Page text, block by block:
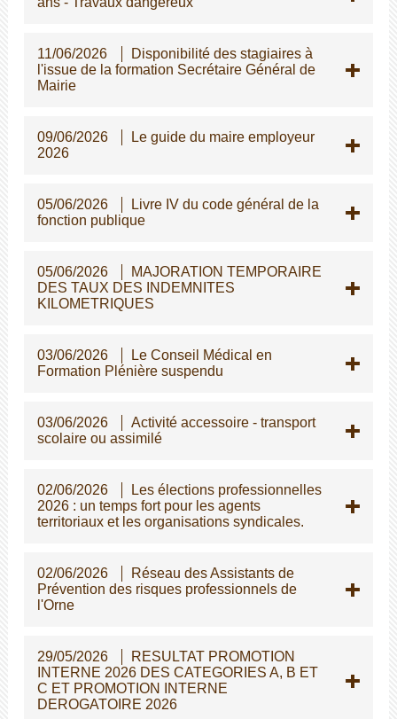
11/06/2026
Disponibilité des stagiaires à
l'issue de la formation Secrétaire Général de
Mairie
09/06/2026
Le guide du maire employeur
2026
05/06/2026
Livre IV du code général de la
fonction publique
05/06/2026
MAJORATION TEMPORAIRE
DES TAUX DES INDEMNITES
KILOMETRIQUES
03/06/2026
Le Conseil Médical en
Formation Plénière suspendu
03/06/2026
Activité accessoire - transport
scolaire ou assimilé
02/06/2026
Les élections professionnelles
2026 : un temps fort pour les agents
territoriaux et les organisations syndicales.
02/06/2026
Réseau des Assistants de
Prévention des risques professionnels de
l'Orne
29/05/2026
RESULTAT PROMOTION
INTERNE 2026 DES CATEGORIES A, B ET
C ET PROMOTION INTERNE
DEROGATOIRE 2026